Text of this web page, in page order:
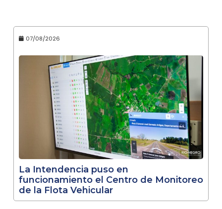
07/08/2026
La Intendencia puso en
funcionamiento el Centro de Monitoreo
de la Flota Vehicular